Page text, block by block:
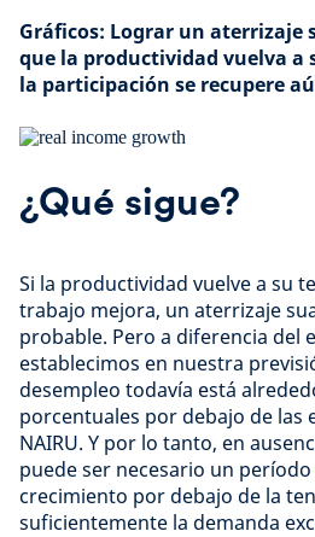
Gráficos: Lograr un aterrizaje
que la productividad vuelva a
la participación se recupere
¿Qué sigue?
Si la productividad vuelve a su
trabajo mejora, un aterrizaje
probable. Pero a diferencia del
establecimos en nuestra
desempleo todavía está
porcentuales por debajo de las
NAIRU. Y por lo tanto, en
puede ser necesario un
crecimiento por debajo de la
suficientemente la demanda